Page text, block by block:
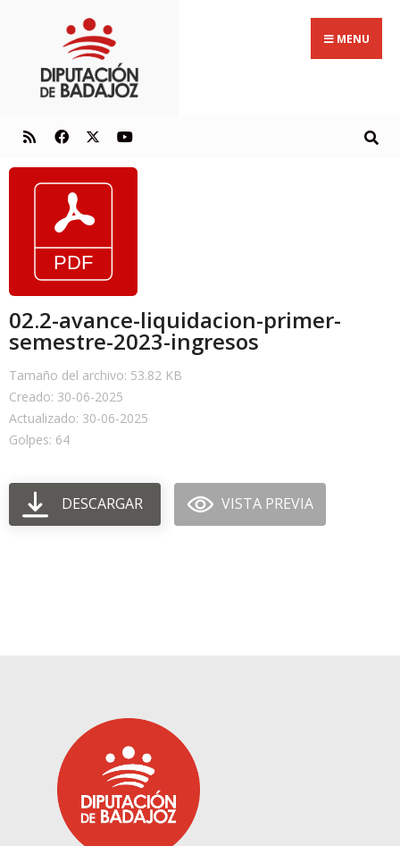
MENU
02.2-avance-liquidacion-primer-
semestre-2023-ingresos
Tamaño del archivo: 53.82 KB
Creado: 30-06-2025
Actualizado: 30-06-2025
Golpes: 64
DESCARGAR VISTA PREVIA